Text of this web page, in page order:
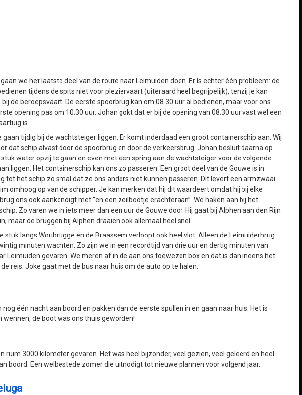
we het laatste deel van de route naar Leimuiden doen. Er is echter één probleem: de
tijdens de spits niet voor pleziervaart (uiteraard heel begrijpelijk), tenzij je kan
bij de beroepsvaart. De eerste spoorbrug kan om 08.30 uur al bedienen, maar voor ons
opening pas om 10.30 uur. Johan gokt dat er bij de opening van 08.30 uur vast wel een
is.
gaan tijdig bij de wachtsteiger liggen. Er komt inderdaad een groot containerschip aan. Wij
dat schip alvast door de spoorbrug en door de verkeersbrug. Johan besluit daarna op
stuk water opzij te gaan en even met een spring aan de wachtsteiger voor de volgende
liggen. Het containerschip kan ons zo passeren. Een groot deel van de Gouwe is in
tot het schip zo smal dat ze ons anders niet kunnen passeren. Dit levert een armzwaai
omhoog op van de schipper. Je kan merken dat hij dit waardeert omdat hij bij elke
ons ook aankondigt met “en een zeilbootje erachteraan”. We haken aan bij het
Zo varen we in iets meer dan een uur de Gouwe door. Hij gaat bij Alphen aan den Rijn
maar de bruggen bij Alphen draaien ook allemaal heel snel.
stuk langs Woubrugge en de Braassem verloopt ook heel vlot. Alleen de Leimuiderbrug
minuten wachten. Zo zijn we in een recordtijd van drie uur en dertig minuten van
Leimuiden gevaren. We meren af in de aan ons toewezen box en dat is dan ineens het
reis. Joke gaat met de bus naar huis om de auto op te halen.
nog één nacht aan boord en pakken dan de eerste spullen in en gaan naar huis. Het is
wennen, de boot was ons thuis geworden!
ruim 3000 kilometer gevaren. Het was heel bijzonder, veel gezien, veel geleerd en heel
boord. Een welbestede zomer die uitnodigt tot nieuwe plannen voor volgend jaar.